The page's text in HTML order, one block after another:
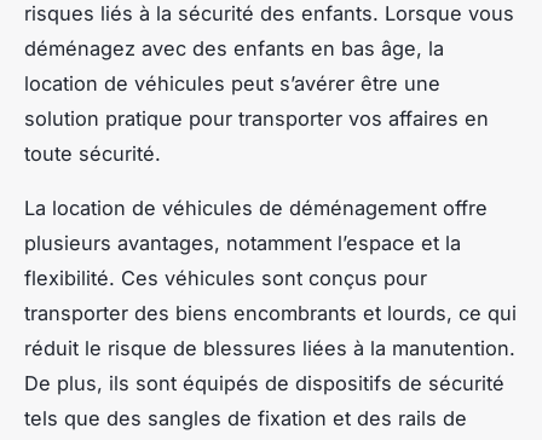
risques liés à la sécurité des enfants. Lorsque vous
déménagez avec des enfants en bas âge, la
location de véhicules peut s’avérer être une
solution pratique pour transporter vos affaires en
toute sécurité.
La location de véhicules de déménagement offre
plusieurs avantages, notamment l’espace et la
flexibilité. Ces véhicules sont conçus pour
transporter des biens encombrants et lourds, ce qui
réduit le risque de blessures liées à la manutention.
De plus, ils sont équipés de dispositifs de sécurité
tels que des sangles de fixation et des rails de